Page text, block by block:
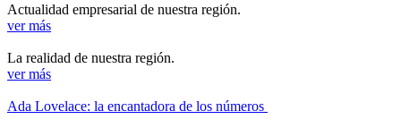
Actualidad empresarial de nuestra región.
ver más
La realidad de nuestra región.
ver más
Ada Lovelace: la encantadora de los números